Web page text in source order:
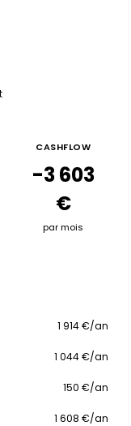
CASHFLOW
-3 603
€
par mois
1 914 €/an
1 044 €/an
150 €/an
1 608 €/an